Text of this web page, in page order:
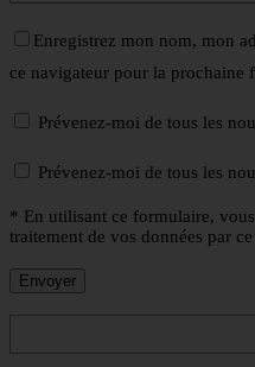
Enregistrez mon nom, mon
ce navigateur pour la prochaine
Prévenez-moi de tous les
Prévenez-moi de tous les
* En utilisant ce formulaire,
traitement de vos données par